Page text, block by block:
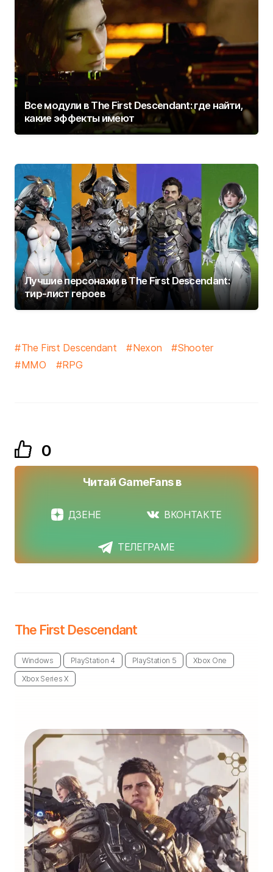
Все модули в The First Descendant: где найти,
какие эффекты имеют
Лучшие персонажи в The First Descendant:
тир-лист героев
The First Descendant Nexon
Shooter
MMO
RPG
0
Читай GameFans в
ДЗЕНЕ ВКОНТАКТЕ
ТЕЛЕГРАМЕ
The First Descendant
Windows PlayStation 4 PlayStation 5 Xbox One
Xbox Series X